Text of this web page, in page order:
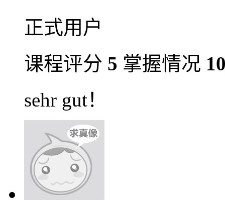
正式用户
课程评分 5 掌握情况
sehr gut！